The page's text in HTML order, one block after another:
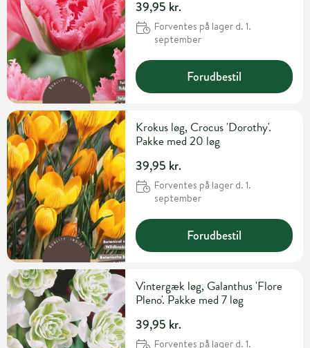
39,95 kr.
Forventes på lager d. 1.
september
Forudbestil
Krokus løg, Crocus 'Dorothy'.
Pakke med 20 løg
39,95 kr.
Forventes på lager d. 1.
september
Forudbestil
Vintergæk løg, Galanthus 'Flore
Pleno'. Pakke med 7 løg
39,95 kr.
Forventes på lager d. 1.